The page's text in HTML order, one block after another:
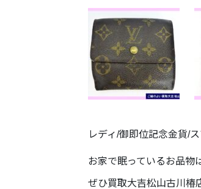
レディ/御即位記念金貨/
お家で眠っているお品物
ぜひ買取大吉松山古川椿